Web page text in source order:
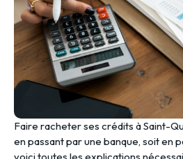
Faire racheter ses crédits à Saint-
en passant par une banque, soit en
voici toutes les explications